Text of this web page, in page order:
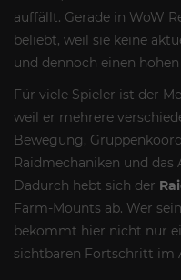
auffällt. Gerade in WoW
beliebt, weil sie keine
und dennoch einen
Für viele Spieler ist der
weil er mehrere
Bewegung,
Raidmechaniken und das
Dadurch hebt sich der
Farm-Mounts ab. Wer
bekommt hier nicht nur
sichtbaren Fortschritt im